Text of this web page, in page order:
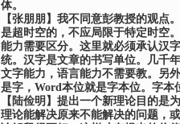
体。
【张朋朋 】 我不同意彭教授的观点
是超时空的，不应局限于特定时空
能力需要区分。这里就必须承认汉
统。汉字是文章的书写单位。几千
文字能力，语言能力不需要教。另
是字， Word本位就是字本位。字本
【 陆俭明 】 提出一个新理论目的是
理论能解决原来不能解决的问题，